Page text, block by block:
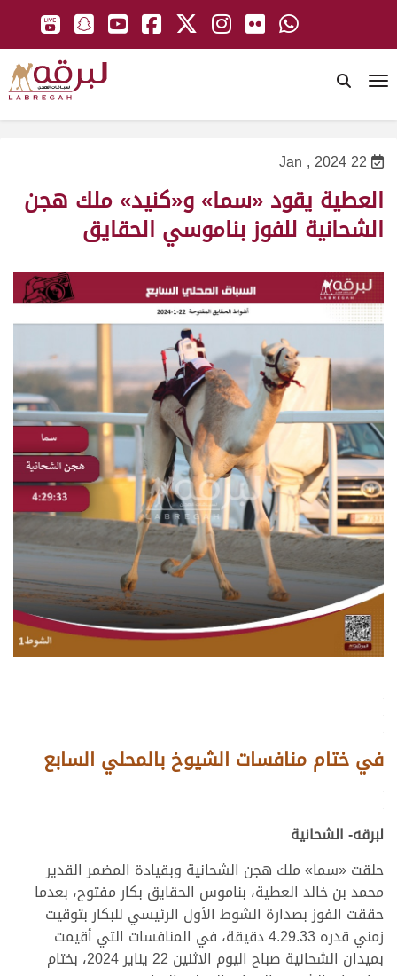
22 Jan , 2024
العطية يقود «سما» و«كنيد» ملك هجن
الشحانية للفوز بناموسي الحقايق
في ختام منافسات الشيوخ بالمحلي السابع
لبرقه- الشحانية
حلقت «سما» ملك هجن الشحانية وبقيادة المضمر القدير
محمد بن خالد العطية، بناموس الحقايق بكار مفتوح، بعدما
حققت الفوز بصدارة الشوط الأول الرئيسي للبكار بتوقيت
زمني قدره 4.29.33 دقيقة، في المنافسات التي أقيمت
بميدان الشحانية صباح اليوم الاثنين 22 يناير 2024، بختام